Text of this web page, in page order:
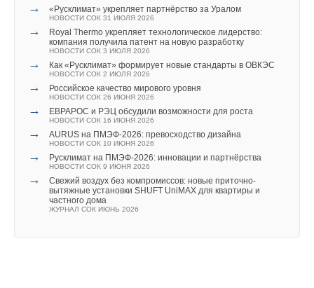
→ «Русклимат» укрепляет партнёрство за Уралом
НОВОСТИ СОК 31 ИЮЛЯ 2026
→
Royal Thermo укрепляет технологическое лидерство:
компания получила патент на новую разработку
НОВОСТИ СОК 3 ИЮЛЯ 2026
→ Как «Русклимат» формирует новые стандарты в ОВКЭС
НОВОСТИ СОК 2 ИЮЛЯ 2026
→ Российское качество мирового уровня
НОВОСТИ СОК 26 ИЮНЯ 2026
→ ЕВРАРОС и РЭЦ обсудили возможности для роста
НОВОСТИ СОК 16 ИЮНЯ 2026
→ AURUS на ПМЭФ-2026: превосходство дизайна
НОВОСТИ СОК 10 ИЮНЯ 2026
→ Русклимат на ПМЭФ-2026: инновации и партнёрства
НОВОСТИ СОК 9 ИЮНЯ 2026
→
Свежий воздух без компромиссов: новые приточно-
вытяжные установки SHUFT UniMAX для квартиры и
частного дома
ЖУРНАЛ СОК ИЮНЬ 2026